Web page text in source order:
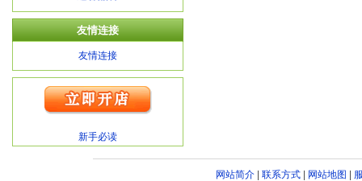
友情连接
友情连接
新手必读
网站简介| 联系方式| 网站地图 |